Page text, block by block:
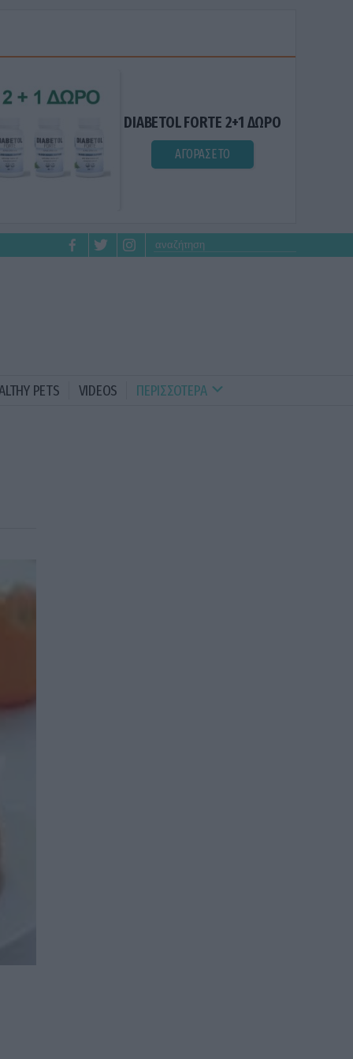
DIABETOL FORTE 2+1 ΔΩΡΟ
ΑΓΟΡΑΣΕ ΤΟ
PETS VIDEOS ΠΕΡΙΣΣΟΤΕΡΑ